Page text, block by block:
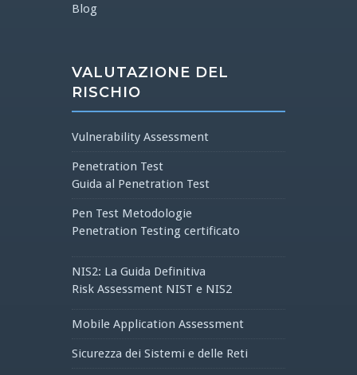
Blog
VALUTAZIONE DEL
RISCHIO
Vulnerability Assessment
Penetration Test
Guida al Penetration Test
Pen Test Metodologie
Penetration Testing certificato
NIS2: La Guida Definitiva
Risk Assessment NIST e NIS2
Mobile Application Assessment
Sicurezza dei Sistemi e delle Reti